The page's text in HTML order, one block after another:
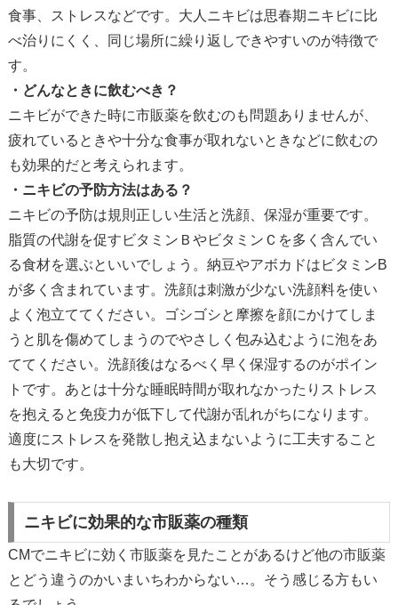
食事、ストレスなどです。大人ニキビは思春期ニキビに比
べ治りにくく、同じ場所に繰り返しできやすいのが特徴で
す。
・どんなときに飲むべき？
ニキビができた時に市販薬を飲むのも問題ありませんが、
疲れているときや十分な食事が取れないときなどに飲むの
も効果的だと考えられます。
・ニキビの予防方法はある？
ニキビの予防は規則正しい生活と洗顔、保湿が重要です。
脂質の代謝を促すビタミンＢやビタミンＣを多く含んでい
る食材を選ぶといいでしょう。納豆やアボカドはビタミンB
が多く含まれています。洗顔は刺激が少ない洗顔料を使い
よく泡立ててください。ゴシゴシと摩擦を顔にかけてしま
うと肌を傷めてしまうのでやさしく包み込むように泡をあ
ててください。洗顔後はなるべく早く保湿するのがポイン
トです。あとは十分な睡眠時間が取れなかったりストレス
を抱えると免疫力が低下して代謝が乱れがちになります。
適度にストレスを発散し抱え込まないように工夫すること
も大切です。
ニキビに効果的な市販薬の種類
CMでニキビに効く市販薬を見たことがあるけど他の市販薬
とどう違うのかいまいちわからない…。そう感じる方もい